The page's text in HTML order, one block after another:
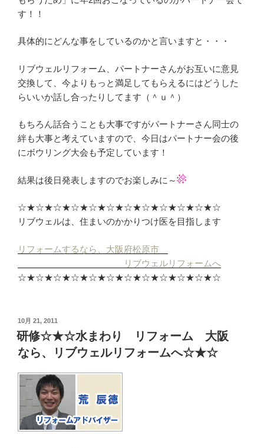
す！！
具体的にどんな事をしているのかと言いますと・・・
リブウェルリフォーム、パートナーさんがお互いに意見
交換して、今よりもっと満足してもらえるにはどうした
らいいか話し合ったりしてます（＾ｕ＾）
もちろん話合うことも大事ですがパートナーさん同士の
絆も大事と考えていますので、今日はパートナー会の後
にボウリング大会も予定しています！
結果は後日発表しますのでお楽しみに～
☆★☆★☆★☆★☆★☆★☆★☆★☆★☆★☆★☆
リブウェルは、住まいのかかりつけ医を目指します
リフォームするなら、大阪府松原市
リブウェルリフォームへ
☆★☆★☆★☆★☆★☆★☆★☆★☆★☆★☆★☆
投
稿
日:
10月 21, 2011
研修☆★☆水まわり リフォーム 大阪
なら、リブウェルリフォームへ☆★☆